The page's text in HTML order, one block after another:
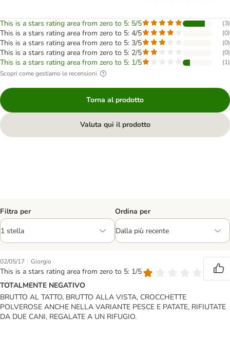
This is a stars rating area from zero to 5: 5/5 (3)
This is a stars rating area from zero to 5: 4/5 (0)
This is a stars rating area from zero to 5: 3/5 (0)
This is a stars rating area from zero to 5: 2/5 (0)
This is a stars rating area from zero to 5: 1/5 (1)
Scopri come gestiamo le recensioni
Torna al prodotto
Valuta qui il prodotto
Filtra per Ordina per
02/05/17 | Giorgio
This is a stars rating area from zero to 5: 1/5
TOTALMENTE NEGATIVO
BRUTTO AL TATTO, BRUTTO ALLA VISTA, CROCCHETTE
POLVEROSE ANCHE NELLA VARIANTE PESCE E PATATE, RIFIUTATE
DA DUE CANI, REGALATE A UN RIFUGIO.